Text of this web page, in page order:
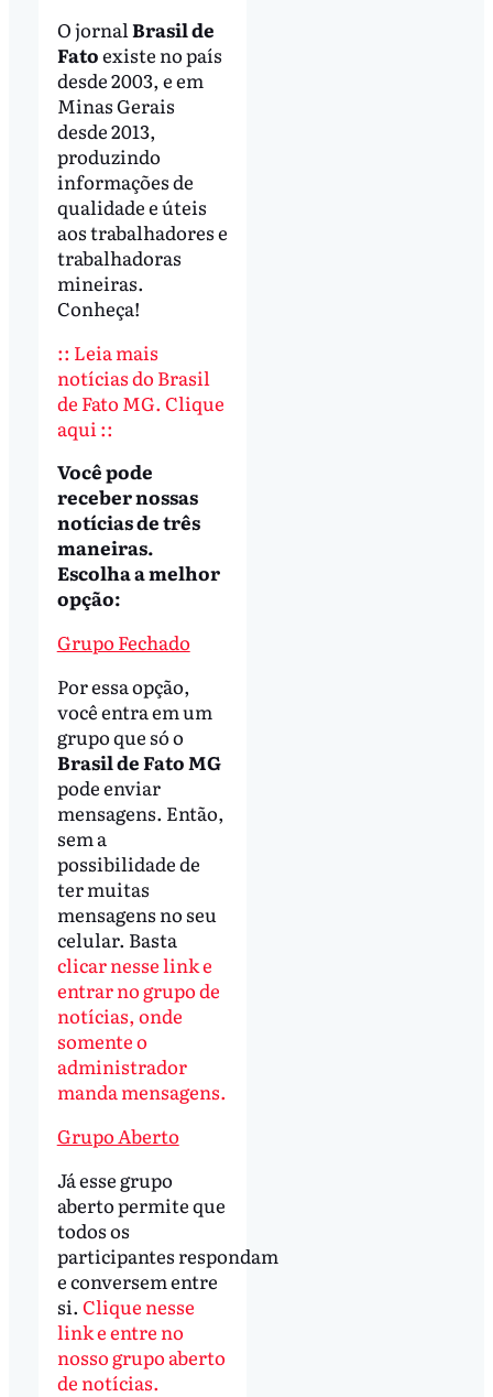
O jornal Brasil de
Fatoexiste no país
desde 2003, e em
Minas Gerais
desde 2013,
produzindo
informações de
qualidade e úteis
aos trabalhadores e
trabalhadoras
mineiras.
Conheça!
:: Leia mais
notícias do Brasil
de Fato MG. Clique
aqui ::
Você pode
receber nossas
notícias de três
maneiras.
Escolha a melhor
opção:
Grupo Fechado
Por essa opção,
você entra em um
grupo que só o
Brasil de Fato MG
pode enviar
mensagens. Então,
sem a
possibilidade de
ter muitas
mensagens no seu
celular. Basta
clicar nesse link e
entrar no grupo de
notícias, onde
somente o
administrador
manda mensagens.
Grupo Aberto
Já esse grupo
aberto permite que
todos os
participantes respondam
e conversem entre
si. Clique nesse
link e entre no
nosso grupo aberto
de notícias.